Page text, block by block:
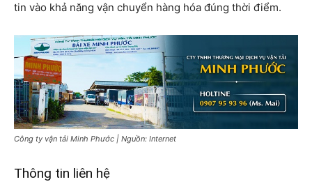
tin vào khả năng vận chuyển hàng hóa đúng thời điểm.
Công ty vận tải Minh Phước | Nguồn: Internet
Thông tin liên hệ